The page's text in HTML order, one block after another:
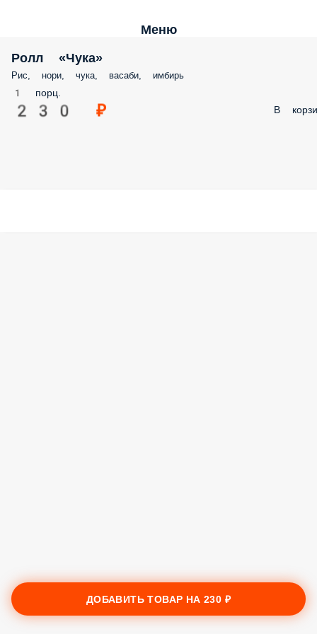
Меню
Ролл «Чука»
Рис, нори, чука, васаби, имбирь
1 порц.
230 ₽ В
ДОБАВИТЬ ТОВАР НА230 ₽